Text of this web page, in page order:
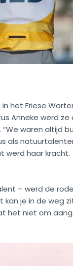
het Friese
Anneke werd
waren altijd
als
werd haar kracht.
– werd de
kan je in de weg
het niet om